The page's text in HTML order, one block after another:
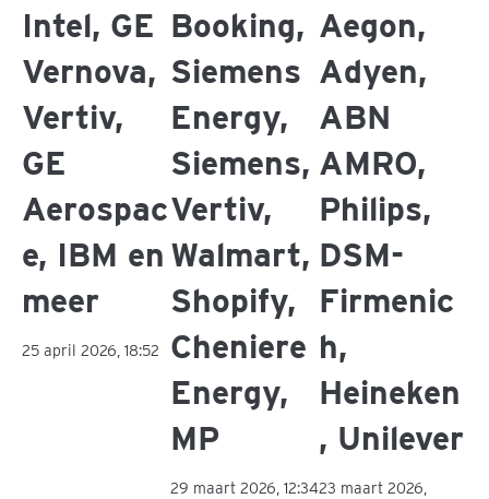
Intel, GE
Vernova,
Vertiv,
GE
Aerospac
e, IBM en
meer
25 april 2026, 18:52
Booking,
Siemens
Energy,
Siemens,
Vertiv,
Walmart,
Shopify,
Cheniere
Energy,
MP
29 maart 2026, 12:34
Aegon,
Adyen,
ABN
AMRO,
Philips,
DSM-
Firmenic
h,
Heineken
, Unilever
23 maart 2026,